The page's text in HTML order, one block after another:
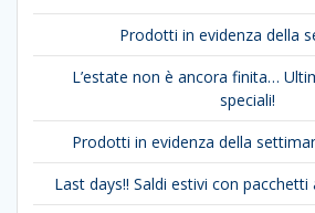
Prodotti in evidenza della
L’estate non è ancora finita…
speciali!
Prodotti in evidenza della
Last days!! Saldi estivi con